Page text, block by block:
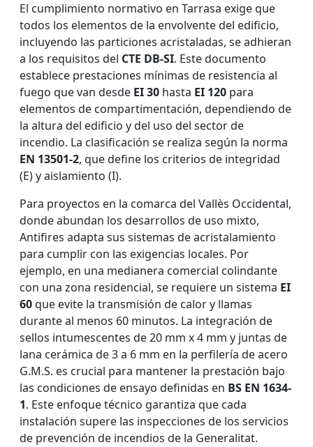
El cumplimiento normativo en Tarrasa exige que
todos los elementos de la envolvente del edificio,
incluyendo las particiones acristaladas, se adhieran
a los requisitos del CTE DB-SI. Este documento
establece prestaciones mínimas de resistencia al
fuego que van desde EI 30 hasta EI 120 para
elementos de compartimentación, dependiendo de
la altura del edificio y del uso del sector de
incendio. La clasificación se realiza según la norma
EN 13501-2, que define los criterios de integridad
(E) y aislamiento (I).
Para proyectos en la comarca del Vallès Occidental,
donde abundan los desarrollos de uso mixto,
Antifires adapta sus sistemas de acristalamiento
para cumplir con las exigencias locales. Por
ejemplo, en una medianera comercial colindante
con una zona residencial, se requiere un sistema EI
60que evite la transmisión de calor y llamas
durante al menos 60 minutos. La integración de
sellos intumescentes de 20 mm x 4 mm y juntas de
lana cerámica de 3 a 6 mm en la perfilería de acero
G.M.S. es crucial para mantener la prestación bajo
las condiciones de ensayo definidas en BS EN 1634-
1. Este enfoque técnico garantiza que cada
instalación supere las inspecciones de los servicios
de prevención de incendios de la Generalitat.